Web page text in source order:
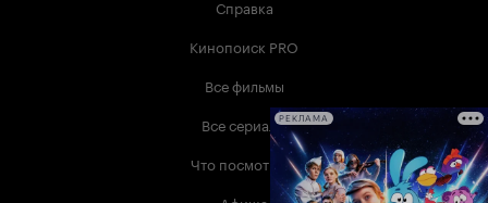
Справка
Кинопоиск PRO
Все фильмы
Все сериалы
Что посмотреть
РЕКЛАМА